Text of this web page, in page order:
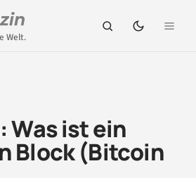
Welt.
ist ein
Block (Bitcoin